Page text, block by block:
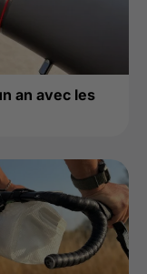
an avec les